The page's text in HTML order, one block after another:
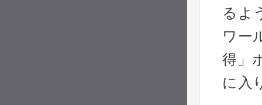
るよ
ワー
得」
に入